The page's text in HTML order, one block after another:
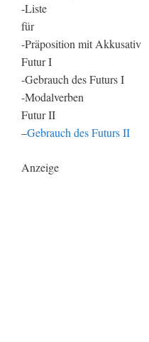
-Liste
für
-Präposition mit Akkusativ
Futur I
-Gebrauch des Futurs I
-Modalverben
Futur II
–Gebrauch des Futurs II
Anzeige